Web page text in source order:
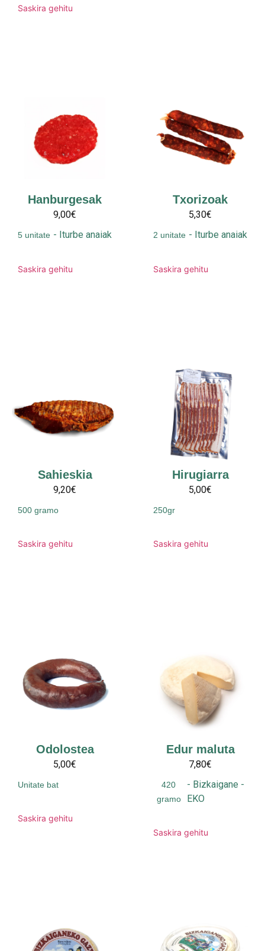
Saskira gehitu
Hanburgesak
9,00€
5 unitate - Iturbe anaiak
Saskira gehitu
Txorizoak
5,30€
2 unitate - Iturbe anaiak
Saskira gehitu
Sahieskia
9,20€
500 gramo
Saskira gehitu
Hirugiarra
5,00€
250gr
Saskira gehitu
Odolostea
5,00€
Unitate bat
Saskira gehitu
Edur maluta
7,80€
420
gramo
- Bizkaigane -
EKO
Saskira gehitu